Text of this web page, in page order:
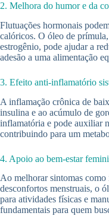
2. Melhora do humor e da
Flutuações hormonais
calóricos. O óleo de
estrogênio, pode ajudar a
adesão a uma alimentação
3. Efeito anti-inflamatório
A inflamação crônica de
insulina e ao acúmulo de
inflamatória e pode auxiliar
contribuindo para um
4. Apoio ao bem-estar
Ao melhorar sintomas
desconfortos menstruais, o
para atividades físicas e
fundamentais para quem